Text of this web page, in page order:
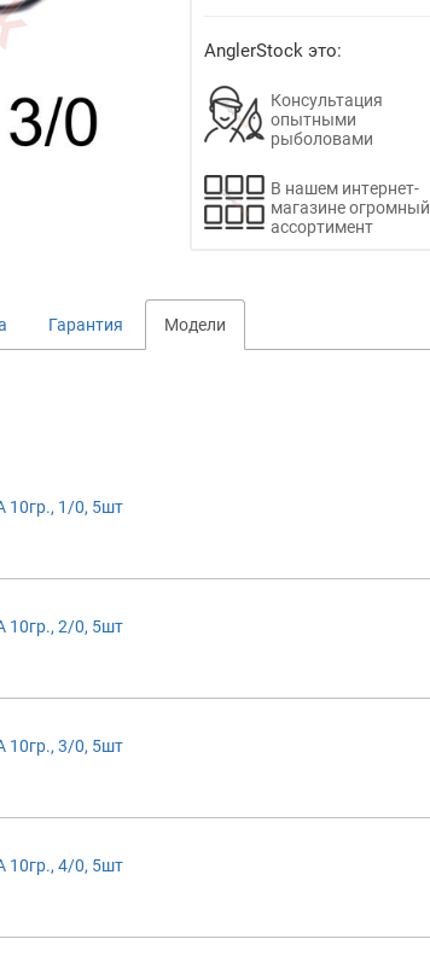
AnglerStock это:
Консультация
опытными
рыболовами
В нашем интернет-
магазине огромный
ассортимент
Гарантия Модели
10гр., 1/0, 5шт
10гр., 2/0, 5шт
10гр., 3/0, 5шт
10гр., 4/0, 5шт